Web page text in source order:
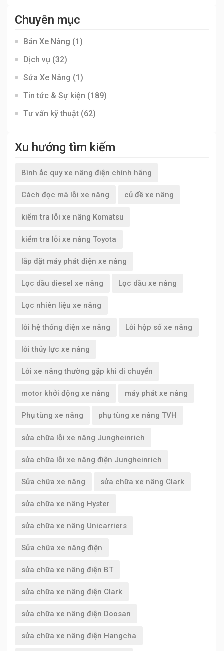
Chuyên mục
Bán Xe Nâng (1)
Dịch vụ (32)
Sửa Xe Nâng (1)
Tin tức & Sự kiện (189)
Tư vấn kỹ thuật (62)
Xu hướng tìm kiếm
Bình ắc quy xe nâng điện chính hãng
Cách đọc mã lỗi xe nâng củ đề xe nâng
kiểm tra lỗi xe nâng Komatsu
kiểm tra lỗi xe nâng Toyota
lắp đặt máy phát điện xe nâng
Lọc dầu diesel xe nâng Lọc dầu xe nâng
Lọc nhiên liệu xe nâng
lỗi hệ thống điện xe nâng Lỗi hộp số xe nâng
lỗi thủy lực xe nâng
Lỗi xe nâng thường gặp khi di chuyển
motor khởi động xe nâng máy phát xe nâng
Phụ tùng xe nâng phụ tùng xe nâng TVH
sửa chữa lỗi xe nâng Jungheinrich
sửa chữa lỗi xe nâng điện Jungheinrich
Sửa chữa xe nâng sửa chữa xe nâng Clark
sửa chữa xe nâng Hyster
sửa chữa xe nâng Unicarriers
Sửa chữa xe nâng điện
sửa chữa xe nâng điện BT
sửa chữa xe nâng điện Clark
sửa chữa xe nâng điện Doosan
sửa chữa xe nâng điện Hangcha